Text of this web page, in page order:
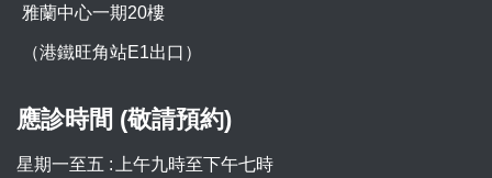
雅蘭中心一期20樓
（港鐵旺角站E1出口）
應診時間 (敬請預約)
星期一至五 : 上午九時至下午七時